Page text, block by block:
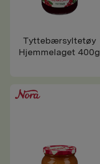
Tyttebærsyltetøy
Hjemmelaget 400g